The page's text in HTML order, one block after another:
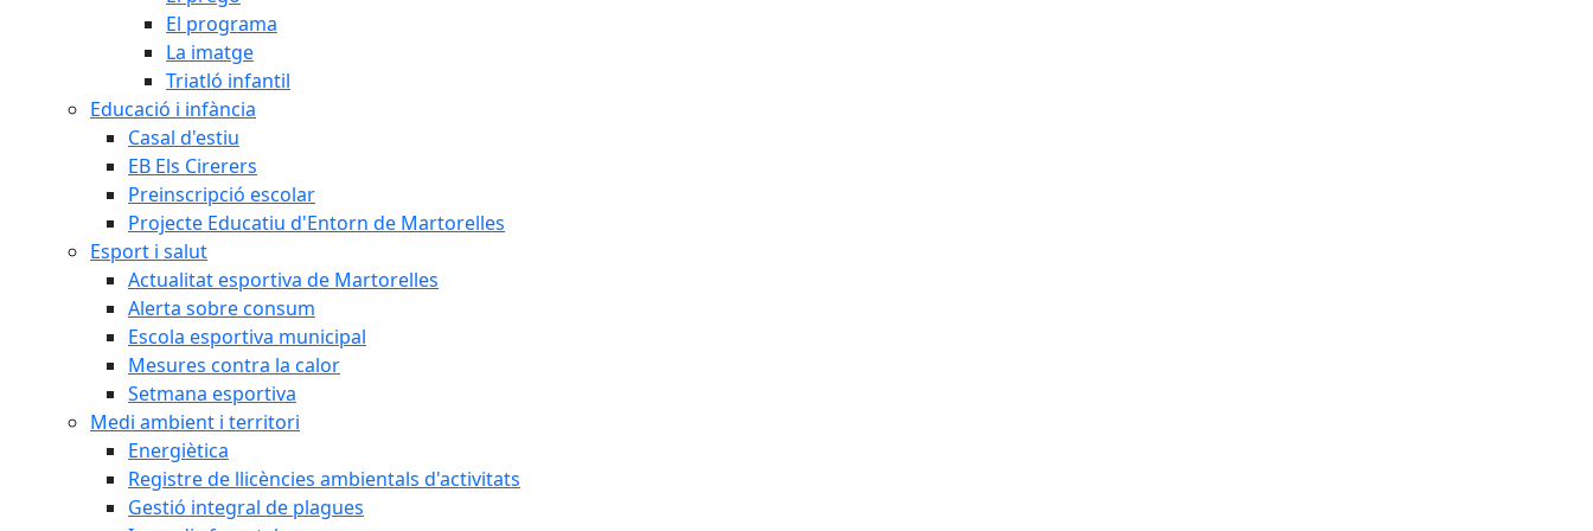
El programa
La imatge
Triatló infantil
Educació i infància
Casal d'estiu
EB Els Cirerers
Preinscripció escolar
Projecte Educatiu d'Entorn de Martorelles
Esport i salut
Actualitat esportiva de Martorelles
Alerta sobre consum
Escola esportiva municipal
Mesures contra la calor
Setmana esportiva
Medi ambient i territori
Energiètica
Registre de llicències ambientals d'activitats
Gestió integral de plagues